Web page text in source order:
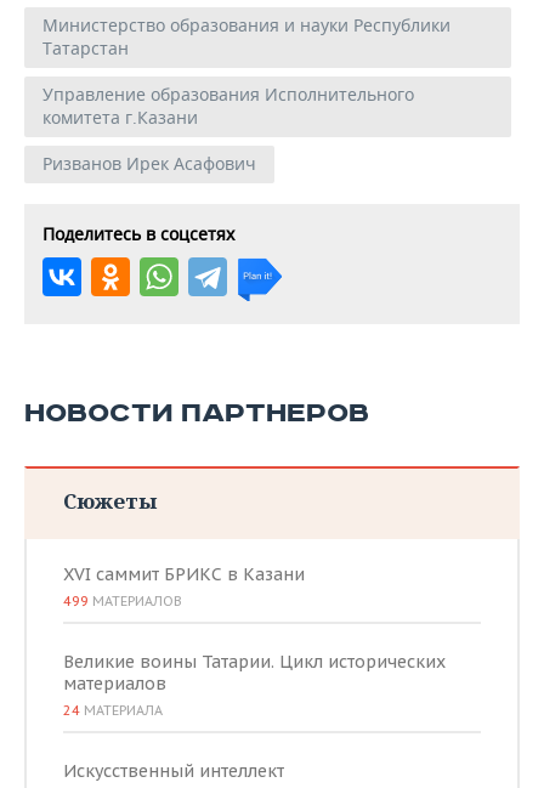
Министерство образования и науки Республики
Татарстан
Управление образования Исполнительного
комитета г.Казани
Ризванов Ирек Асафович
Поделитесь в соцсетях
НОВОСТИ ПАРТНЕРОВ
Сюжеты
XVI саммит БРИКС в Казани
499 МАТЕРИАЛОВ
Великие воины Татарии. Цикл исторических
материалов
24 МАТЕРИАЛА
Искусственный интеллект